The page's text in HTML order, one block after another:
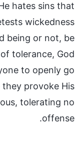
hates sins that
wickedness
being or not, be
tolerance, God
to openly go
provoke His
tolerating no
offense.